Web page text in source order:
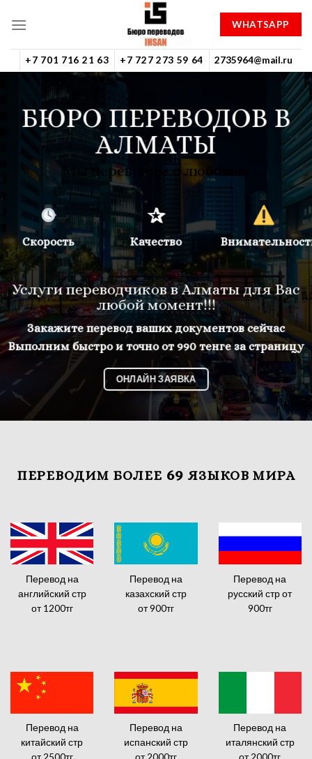
WHATSAPP
+7 701 716 21 63 +7 727 273 59 64 2735964@mail.ru
БЮРО ПЕРЕВОДОВ В
АЛМАТЫ
Мы переводим с любовью
Скорость
✰
Качество
Услуги переводчиков в Алматы для Вас
любой момент!!!
Закажите перевод ваших документов сейчас
Выполним быстро и точно от 990 тенге за страницу
ОНЛАЙН ЗАЯВКА
ПЕРЕВОДИМ БОЛЕЕ 69 ЯЗЫКОВ МИРА
Перевод на
английский стр
от 1200тг
Перевод на
казахский стр
от 900тг
Перевод на
русский стр от
900тг
Перевод на
китайский стр
Перевод на
испанский стр
Перевод на
италянский стр